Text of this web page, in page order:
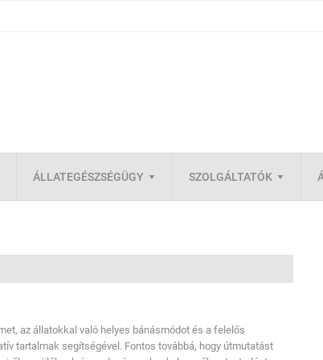
ÁLLATEGÉSZSÉGÜGY SZOLGÁLTATÓK
az állatokkal való helyes bánásmódot és a felelős
tartalmak segítségével. Fontos továbbá, hogy útmutatást